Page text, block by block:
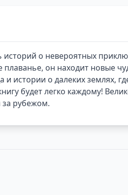
о невероятных
он находит новые
истории о далеких землях,
будет легко каждому!
рубежом.